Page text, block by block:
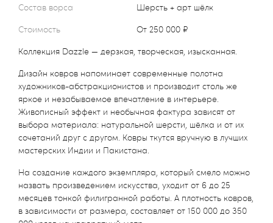
Состав ворса
Шерсть + арт шёлк
Стоимость
от 250 000 ₽
Коллекция Dazzle — дерзкая, творческая, изысканная.
Дизайн ковров напоминает современные полотна
художников-абстракционистов и производит столь же
яркое и незабываемое впечатление в интерьере.
Живописный эффект и необычная фактура зависят от
выбора материала: натуральной шерсти, шёлка и от их
сочетаний друг с другом. Ковры ткутся вручную в лучших
мастерских Индии и Пакистана.
На создание каждого экземпляра, который смело можно
назвать произведением искусства, уходит от 6 до 25
месяцев тонкой филигранной работы. А плотность ковров,
в зависимости от размера, составляет от 150 000 до 350